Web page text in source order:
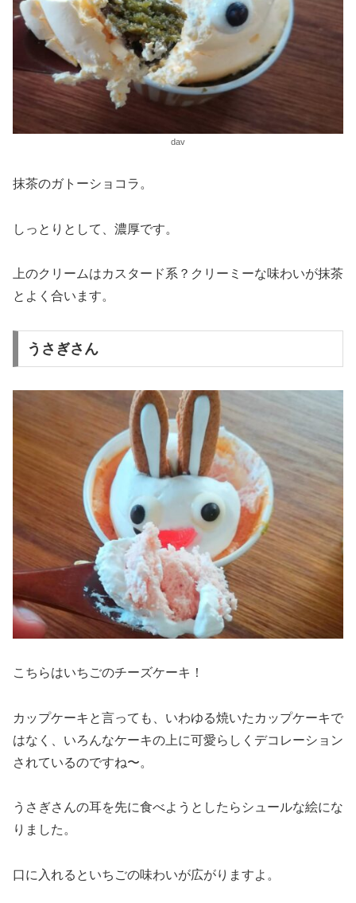
dav
抹茶のガトーショコラ。
しっとりとして、濃厚です。
上のクリームはカスタード系？クリーミーな味わいが抹茶
とよく合います。
うさぎさん
こちらはいちごのチーズケーキ！
カップケーキと言っても、いわゆる焼いたカップケーキで
はなく、いろんなケーキの上に可愛らしくデコレーション
されているのですね〜。
うさぎさんの耳を先に食べようとしたらシュールな絵にな
りました。
口に入れるといちごの味わいが広がりますよ。